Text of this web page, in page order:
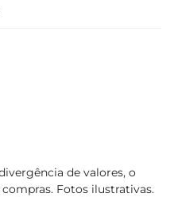
de valores, o
Fotos ilustrativas.